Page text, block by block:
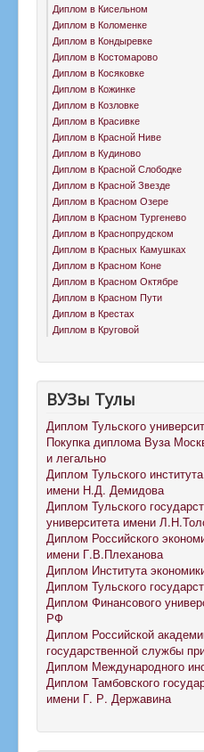
Диплом в Кисельном
Диплом в Коломенке
Диплом в Кондыревке
Диплом в Костомарово
Диплом в Косяковке
Диплом в Кожинке
Диплом в Козловке
Диплом в Красивке
Диплом в Красной Ниве
Диплом в Кудиново
Диплом в Красной Слободке
Диплом в Красной Звезде
Диплом в Красном Озере
Диплом в Красном Тургенево
Диплом в Краснопрудском
Диплом в Красных Камушках
Диплом в Красном Коне
Диплом в Красном Октябре
Диплом в Красном Пути
Диплом в Крестах
Диплом в Круговой
ВУЗы Тулы
Диплом Тульского
Покупка диплома Вуза
и легально
Диплом Тульского
имени Н.Д. Демидова
Диплом Тульского
университета имени
Диплом Российского
имени Г.В.Плеханова
Диплом Института
Диплом Тульского
Диплом Финансового
РФ
Диплом Российской
государственной службы
Диплом Международного
Диплом Тамбовского
имени Г. Р. Державина